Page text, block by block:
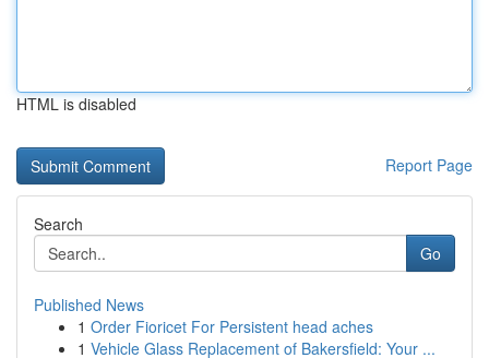
HTML is disabled
Report Page
Search
Go
Published News
1 Order Fioricet For Persistent head aches
1 Vehicle Glass Replacement of Bakersfield: Your ...